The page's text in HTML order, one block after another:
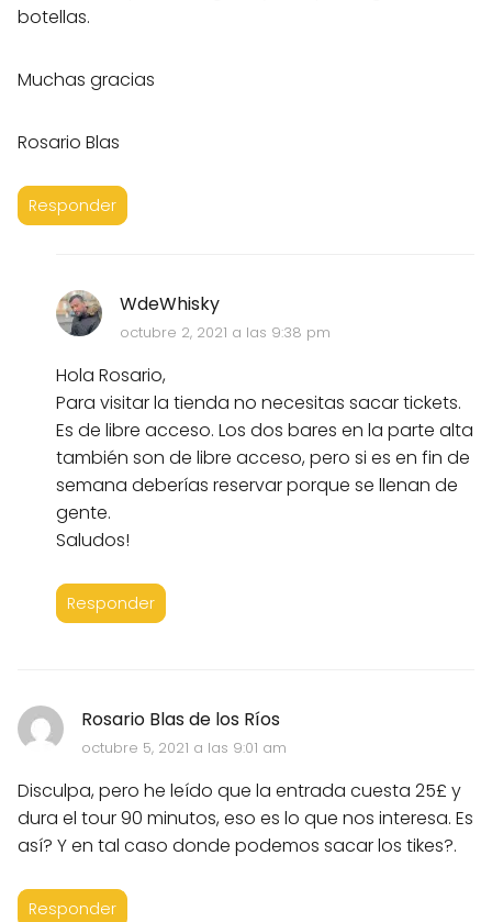
botellas.
Muchas gracias
Rosario Blas
Responder
WdeWhisky
octubre 2, 2021 a las 9:38 pm
Hola Rosario,
Para visitar la tienda no necesitas sacar tickets.
Es de libre acceso. Los dos bares en la parte alta
también son de libre acceso, pero si es en fin de
semana deberías reservar porque se llenan de
gente.
Saludos!
Responder
Rosario Blas de los Ríos
octubre 5, 2021 a las 9:01 am
Disculpa, pero he leído que la entrada cuesta 25£ y
dura el tour 90 minutos, eso es lo que nos interesa. Es
así? Y en tal caso donde podemos sacar los tikes?.
Responder